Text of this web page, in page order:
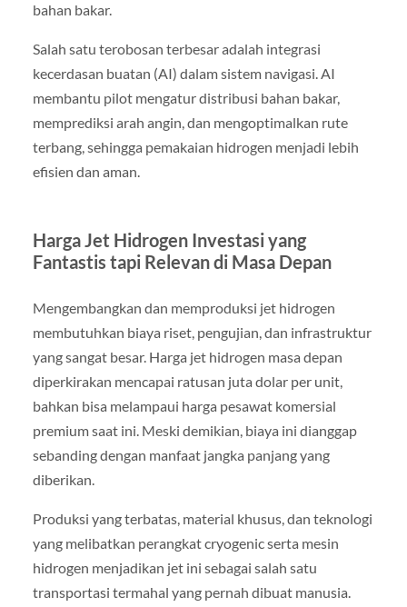
bahan bakar.
Salah satu terobosan terbesar adalah integrasi
kecerdasan buatan (AI) dalam sistem navigasi. AI
membantu pilot mengatur distribusi bahan bakar,
memprediksi arah angin, dan mengoptimalkan rute
terbang, sehingga pemakaian hidrogen menjadi lebih
efisien dan aman.
Harga Jet Hidrogen Investasi yang
Fantastis tapi Relevan di Masa Depan
Mengembangkan dan memproduksi jet hidrogen
membutuhkan biaya riset, pengujian, dan infrastruktur
yang sangat besar. Harga jet hidrogen masa depan
diperkirakan mencapai ratusan juta dolar per unit,
bahkan bisa melampaui harga pesawat komersial
premium saat ini. Meski demikian, biaya ini dianggap
sebanding dengan manfaat jangka panjang yang
diberikan.
Produksi yang terbatas, material khusus, dan teknologi
yang melibatkan perangkat cryogenic serta mesin
hidrogen menjadikan jet ini sebagai salah satu
transportasi termahal yang pernah dibuat manusia.